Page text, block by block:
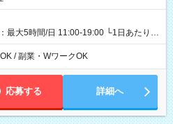
最大5時間/日 11:00-19:00 └1日あたりの
記の時間帯内であれば、いつでも勤務可
で、お好きな曜日でご勤務いただけま
、自由な働き方が可能なお仕事です！
/ 副業・WワークOK
応募する 詳細へ